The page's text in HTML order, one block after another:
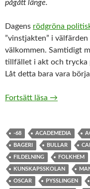
pågått länge.
Dagens rödgröna
”vinstjakten” i
välkommen. Samtidigt
tillfället i akt och trycka
Låt detta bara vara
Fortsätt läsa Låt
→
-68 ACADEMEDIA
BAGERI BULLAR
FILDELNING FOLKHEM
KUNSKAPSSKOLAN
OSCAR PYSSLINGEN